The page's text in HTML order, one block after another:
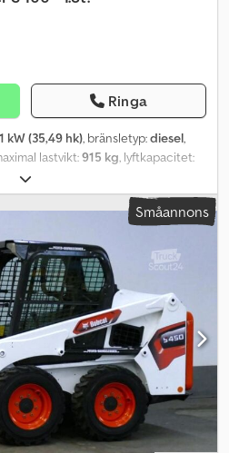
Ringa
kW (35,49 hk), bränsletyp:diesel,
lastvikt:915 kg, lyftkapacitet:
, däcksstorlek:
2 axlar, Tillverkningsår:2015,
extra strålkastare, färddator,
driftvikt: ca 1 860 kg, 4-cylindrig
– ca 35,50 hk / 26,10 kW vid 3 000
– SNABBKOPPLING, EXTRA
tippvikt: 915 kg, lastningshöjd: 2 633
ARBETSBELYSNING
transport, däck: BKT-
– runtom ca 98 %. Transportmått:
utan skopa), bredd: ca 1 340 mm,
MÖJLIG / TRANSPORT
EXPORT BETALAS ENDAST
Rujx Aqtsck
Småannons